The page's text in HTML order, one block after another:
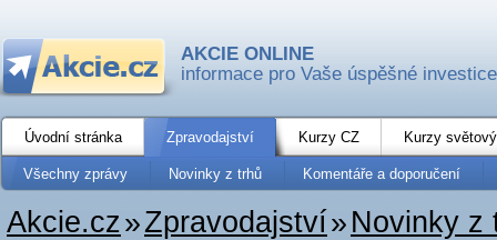
AKCIE ONLINE
informace pro Vaše úspěšné investice
Úvodní stránka Zpravodajství Kurzy CZ Kurzy
Všechny zprávy Novinky z trhů Komentáře a doporučení
Akcie.cz»Zpravodajství» Novinky z